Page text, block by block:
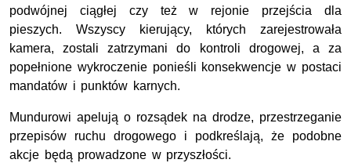
podwójnej ciągłej czy też w rejonie przejścia dla
pieszych. Wszyscy kierujący, których zarejestrowała
kamera, zostali zatrzymani do kontroli drogowej, a za
popełnione wykroczenie ponieśli konsekwencje w postaci
mandatów i punktów karnych.
Mundurowi apelują o rozsądek na drodze, przestrzeganie
przepisów ruchu drogowego i podkreślają, że podobne
akcje będą prowadzone w przyszłości.